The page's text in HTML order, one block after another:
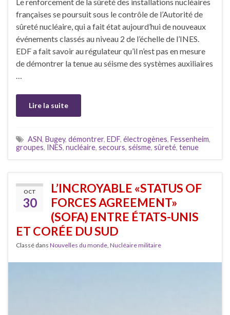
françaises se poursuit sous le contrôle de l’Autorité de
sûreté nucléaire, qui a fait état aujourd’hui de nouveaux
événements classés au niveau 2 de l’échelle de l’INES.
EDF a fait savoir au régulateur qu’il n’est pas en mesure
de démontrer la tenue au séisme des systèmes auxiliaires
Lire la suite
ASN, Bugey, démontrer, EDF, électrogènes, Fessenheim,
groupes, INES, nucléaire, secours, séisme, sûreté, tenue
OCT
30
L’INCROYABLE «STATUS OF
FORCES AGREEMENT»
(SOFA) ENTRE ÉTATS-UNIS
ET CORÉE DU SUD
Classé dans Nouvelles du monde Nucléaire militaire